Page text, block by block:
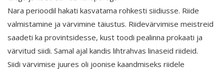
Nara perioodil hakati kasvatama rohkesti siidiusse. Riide
valmistamine ja värvimine täiustus. Riidevärvimise meistreid
saadeti ka provintsidesse, kust toodi pealinna prokaati ja
värvitud siidi. Samal ajal kandis lihtrahvas linaseid riideid.
Siidi värvimise juures oli joonise kaandmiseks riidele